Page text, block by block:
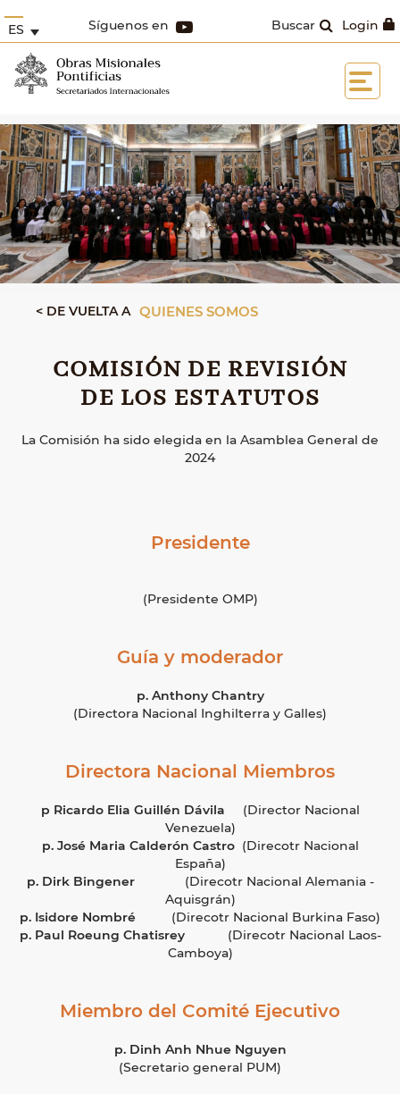
Login
Buscar
Síguenos en
ES
< DE VUELTA A QUIENES SOMOS
COMISIÓN DE REVISIÓN
DE LOS ESTATUTOS
La Comisión ha sido elegida en la Asamblea General de
2024
Presidente
(Presidente OMP)
Guía y moderador
p. Anthony Chantry
(Directora Nacional Inghilterra y Galles)
Directora Nacional Miembros
p Ricardo Elia Guillén Dávila (Director Nacional
Venezuela)
p. José Maria Calderón Castro (Direcotr Nacional
España)
p. Dirk Bingener (Direcotr Nacional Alemania -
Aquisgrán)
p. Isidore Nombré (Direcotr Nacional Burkina Faso)
p. Paul Roeung Chatisrey (Direcotr Nacional Laos-
Camboya)
Miembro del Comité Ejecutivo
p. Dinh Anh Nhue Nguyen
(Secretario general PUM)